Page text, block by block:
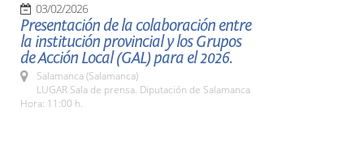
03/02/2026
Presentación de la colaboración entre
la institución provincial y los Grupos
de Acción Local (GAL) para el 2026.
Salamanca (Salamanca)
LUGAR Sala de prensa. Diputación de Salamanca
Hora: 11:00 h.